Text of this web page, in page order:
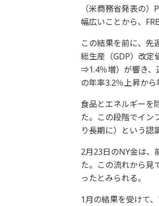
（米商務省発表の
幅広いことから、
この結果を前に、先
総生産（GDP）改定
⇒1.4％増）が響き、
の年率3.2％上昇から
食品とエネルギーを
た。この段階でイン
り長期に）という認
2月23日のNY金は、
た。この流れから見
ったとみられる。
1月の結果を受けて